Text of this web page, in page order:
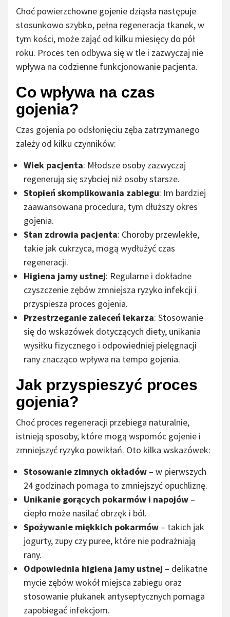
Choć powierzchowne gojenie dziąsła następuje
stosunkowo szybko, pełna regeneracja tkanek, w
tym kości, może zająć od kilku miesięcy do pół
roku. Proces ten odbywa się w tle i zazwyczaj nie
wpływa na codzienne funkcjonowanie pacjenta.
Co wpływa na czas
gojenia?
Czas gojenia po odsłonięciu zęba zatrzymanego
zależy od kilku czynników:
Wiek pacjenta: Młodsze osoby zazwyczaj
regenerują się szybciej niż osoby starsze.
Stopień skomplikowania zabiegu: Im bardziej
zaawansowana procedura, tym dłuższy okres
gojenia.
Stan zdrowia pacjenta: Choroby przewlekłe,
takie jak cukrzyca, mogą wydłużyć czas
regeneracji.
Higiena jamy ustnej: Regularne i dokładne
czyszczenie zębów zmniejsza ryzyko infekcji i
przyspiesza proces gojenia.
Przestrzeganie zaleceń lekarza: Stosowanie
się do wskazówek dotyczących diety, unikania
wysiłku fizycznego i odpowiedniej pielęgnacji
rany znacząco wpływa na tempo gojenia.
Jak przyspieszyć proces
gojenia?
Choć proces regeneracji przebiega naturalnie,
istnieją sposoby, które mogą wspomóc gojenie i
zmniejszyć ryzyko powikłań. Oto kilka wskazówek:
Stosowanie zimnych okładów – w pierwszych
24 godzinach pomaga to zmniejszyć opuchliznę.
Unikanie gorących pokarmów i napojów –
ciepło może nasilać obrzęk i ból.
Spożywanie miękkich pokarmów – takich jak
jogurty, zupy czy puree, które nie podrażniają
rany.
Odpowiednia higiena jamy ustnej – delikatne
mycie zębów wokół miejsca zabiegu oraz
stosowanie płukanek antyseptycznych pomaga
zapobiegać infekcjom.